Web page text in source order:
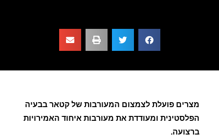
מצרים פועלת לצמצום המעורבות של קטאר בבעיה
הפלסטינית ומעודדת את מעורבות איחוד האמירויות
ברצועה.